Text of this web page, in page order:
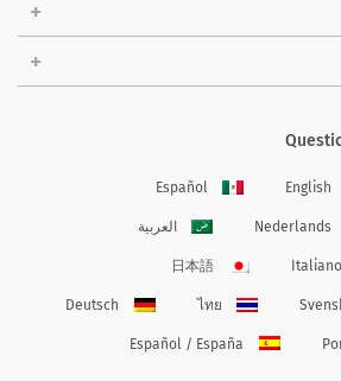
English
Español
Nederlands العربية
Italiano
日本語
ไทย
Deutsch
Español / España